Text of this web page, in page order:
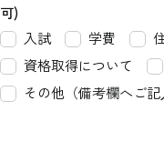
可)
入試
学費
資格取得について
その他（備考欄へご記